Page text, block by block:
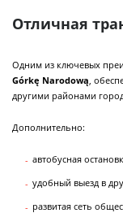
Отличная
Одним из ключевых
Górkę Narodową ,
другими районами
Дополнительно:
автобусная
удобный выезд в
развитая сеть